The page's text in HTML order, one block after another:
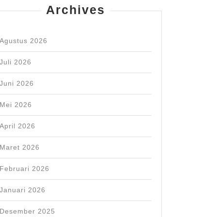
Archives
Agustus 2026
Juli 2026
Juni 2026
Mei 2026
April 2026
Maret 2026
Februari 2026
Januari 2026
Desember 2025